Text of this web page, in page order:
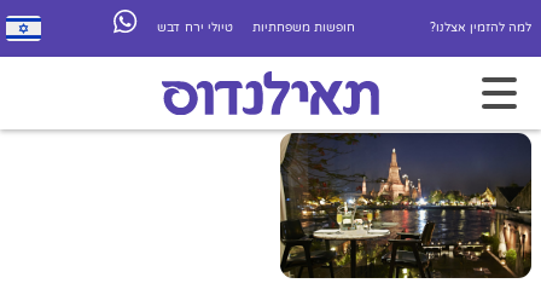
למה להזמין אצלנו? חופשות משפחתיות טיולי ירח דבש